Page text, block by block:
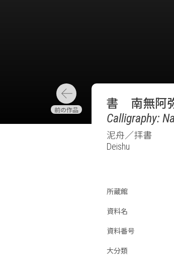
書 南無阿
Calligraphy:
泥舟／拝書
Deishu
所蔵館
資料名
資料番号
大分類